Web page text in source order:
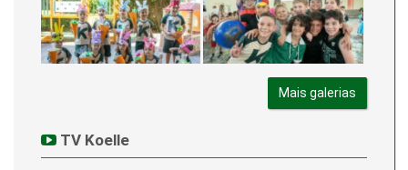
Mais galerias
TV Koelle